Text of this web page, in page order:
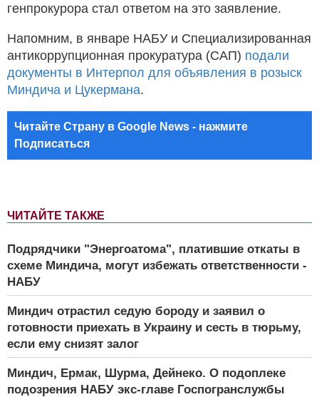
ЧИТАЙТЕ ТАКЖЕ
Подрядчики "Энергоатома", платившие откаты в
схеме Миндича, могут избежать ответственности -
НАБУ
Миндич отрастил седую бороду и заявил о
готовности приехать в Украину и сесть в тюрьму,
если ему снизят залог
Миндич, Ермак, Шурма, Дейнеко. О подоплеке
подозрения НАБУ экс-главе Госпогранслужбы
генпрокурора стал ответом на это заявление.
Напомним, в январе НАБУ и Специализированная
антикоррупционная прокуратура (САП) подали
документы в Интерпол для объявления в розыск
Миндича и Цукермана.
Читайте Страну в Google News - нажмите
Подписаться